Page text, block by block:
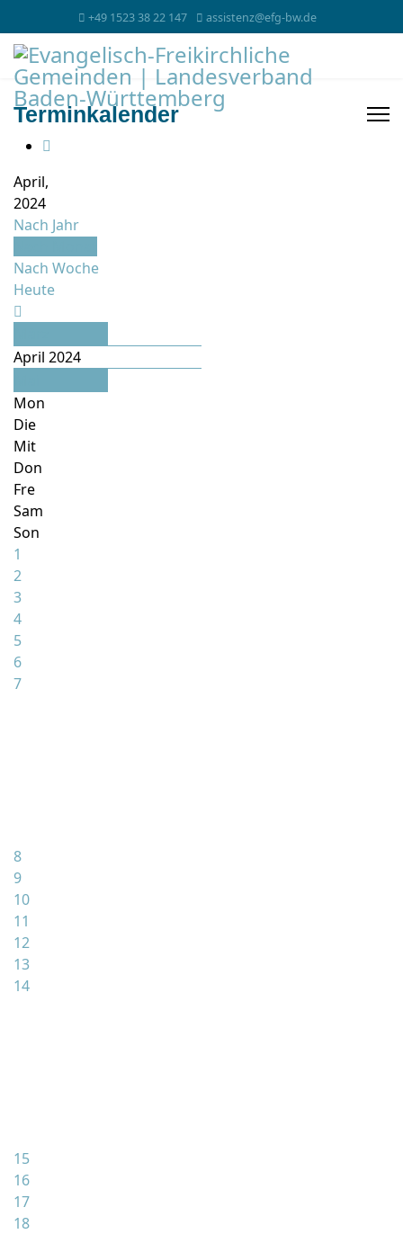
+49 1523 38 22 147 assistenz@efg-bw.de
Terminkalender
April,
2024
Nach Jahr
Nach Woche
Heute
April 2024
Mon
Die
Mit
Don
Fre
Sam
Son
1
2
3
4
5
6
7
8
9
10
11
12
13
14
15
16
17
18